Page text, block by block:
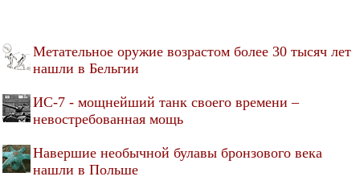
Метательное оружие возрастом более 30 тысяч лет
нашли в Бельгии
ИС-7 - мощнейший танк своего времени –
невостребованная мощь
Навершие необычной булавы бронзового века
нашли в Польше